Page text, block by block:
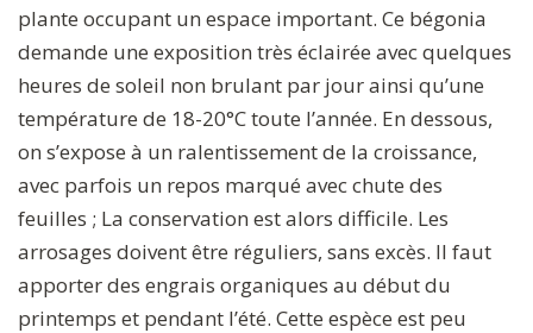
plante occupant un espace important. Ce bégonia
demande une exposition très éclairée avec quelques
heures de soleil non brulant par jour ainsi qu’une
température de 18-20°C toute l’année. En dessous,
on s’expose à un ralentissement de la croissance,
avec parfois un repos marqué avec chute des
feuilles ; La conservation est alors difficile. Les
arrosages doivent être réguliers, sans excès. Il faut
apporter des engrais organiques au début du
printemps et pendant l’été. Cette espèce est peu